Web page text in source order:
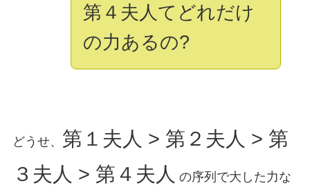
第４夫人てどれだけ
の力あるの?
どうせ、 第１夫人 > 第２夫人 > 第
３夫人 > 第４夫人 の序列で大した力な